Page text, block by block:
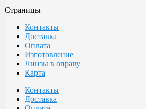
Страницы
Контакты
Доставка
Оплата
Изготовление
Линзы в оправу
Карта
Контакты
Доставка